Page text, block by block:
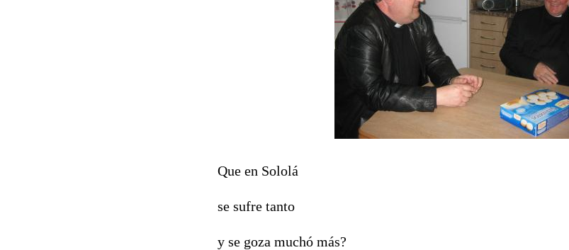
Que en Sololá
se sufre tanto
y se goza muchó más?